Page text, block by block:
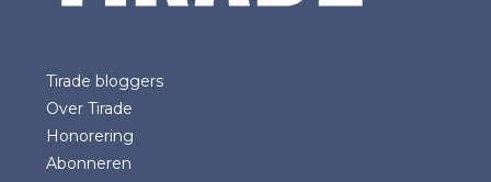
Tirade bloggers
Over Tirade
Honorering
Abonneren